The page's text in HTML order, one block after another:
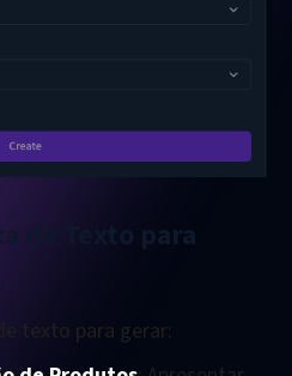
de Texto para
texto para gerar: